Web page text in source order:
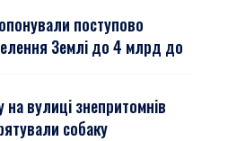
поступово
Землі до 4 млрд до
на вулиці знепритомнів
собаку